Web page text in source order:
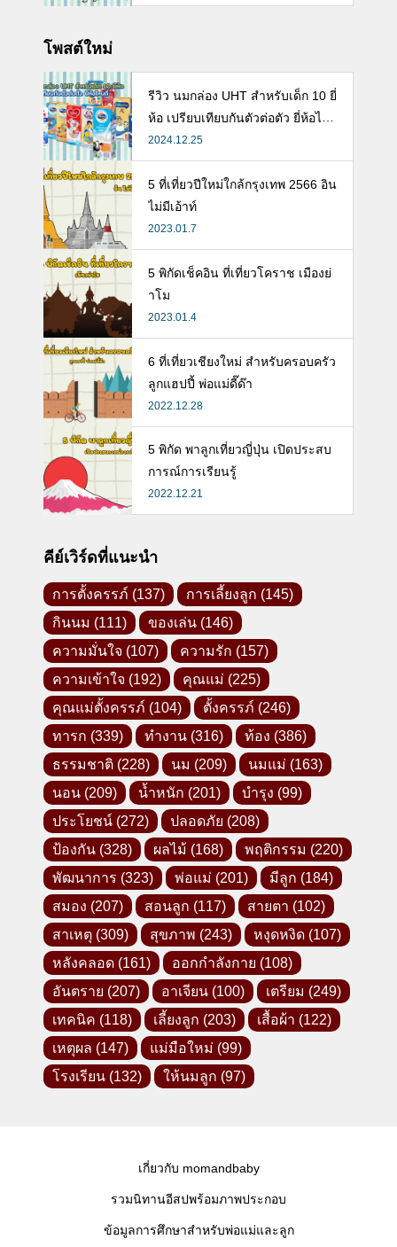
โพสต์ใหม่
รีวิว นมกล่อง UHT สำหรับเด็ก 10 ยี่
ห้อ เปรียบเทียบกันตัวต่อตัว ยี่ห้อไห
นดี พร้อมแนะวิธีการเลือกนมกล่องใ
ห้ลูก
2024.12.25
5 ที่เที่ยวปีใหม่ใกล้กรุงเทพ 2566 อิน
ไม่มีเอ้าท์
2023.01.7
5 พิกัดเช็คอิน ที่เที่ยวโคราช เมืองย่
าโม
2023.01.4
6 ที่เที่ยวเชียงใหม่ สำหรับครอบครัว
ลูกแฮปปี้ พ่อแม่ดี๊ด๊า
2022.12.28
5 พิกัด พาลูกเที่ยวญี่ปุ่น เปิดประสบ
การณ์การเรียนรู้
2022.12.21
คีย์เวิร์ดที่แนะนำ
การตั้งครรภ์ (137) การเลี้ยงลูก (145)
กินนม (111) ของเล่น (146)
ความมั่นใจ (107) ความรัก (157)
ความเข้าใจ (192) คุณแม่ (225)
คุณแม่ตั้งครรภ์ (104) ตั้งครรภ์ (246)
ทารก (339) ทำงาน (316) ท้อง (386)
ธรรมชาติ (228) นม (209) นมแม่ (163)
นอน (209) น้ำหนัก (201) บำรุง (99)
ประโยชน์ (272) ปลอดภัย (208)
ป้องกัน (328) ผลไม้ (168) พฤติกรรม (220)
พัฒนาการ (323) พ่อแม่ (201) มีลูก (184)
สมอง (207) สอนลูก (117) สายตา (102)
สาเหตุ (309) สุขภาพ (243) หงุดหงิด (107)
หลังคลอด (161) ออกกำลังกาย (108)
อันตราย (207) อาเจียน (100) เตรียม (249)
เทคนิค (118) เลี้ยงลูก (203) เสื้อผ้า (122)
เหตุผล (147) แม่มือใหม่ (99)
โรงเรียน (132) ให้นมลูก (97)
เกี่ยวกับ momandbaby
รวมนิทานอีสปพร้อมภาพประกอบ
ข้อมูลการศึกษาสำหรับพ่อแม่และลูก